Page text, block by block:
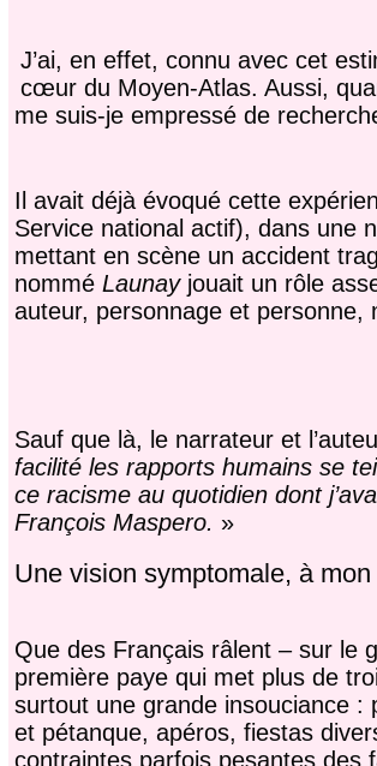
J’ai, en effet, connu avec cet
cœur du Moyen-Atlas. Aussi,
me suis-je empressé de
Il avait déjà évoqué cette
Service national actif), dans une
mettant en scène un accident
nommé Launayjouait un rôle
auteur, personnage et personne,
Sauf que là, le narrateur et
facilité les rapports humains se
ce racisme au quotidien dont
François Maspero. »
Une vision symptomale, à mon
Que des Français râlent – sur le
première paye qui met plus de
surtout une grande insouciance
et pétanque, apéros, fiestas
contraintes parfois pesantes des